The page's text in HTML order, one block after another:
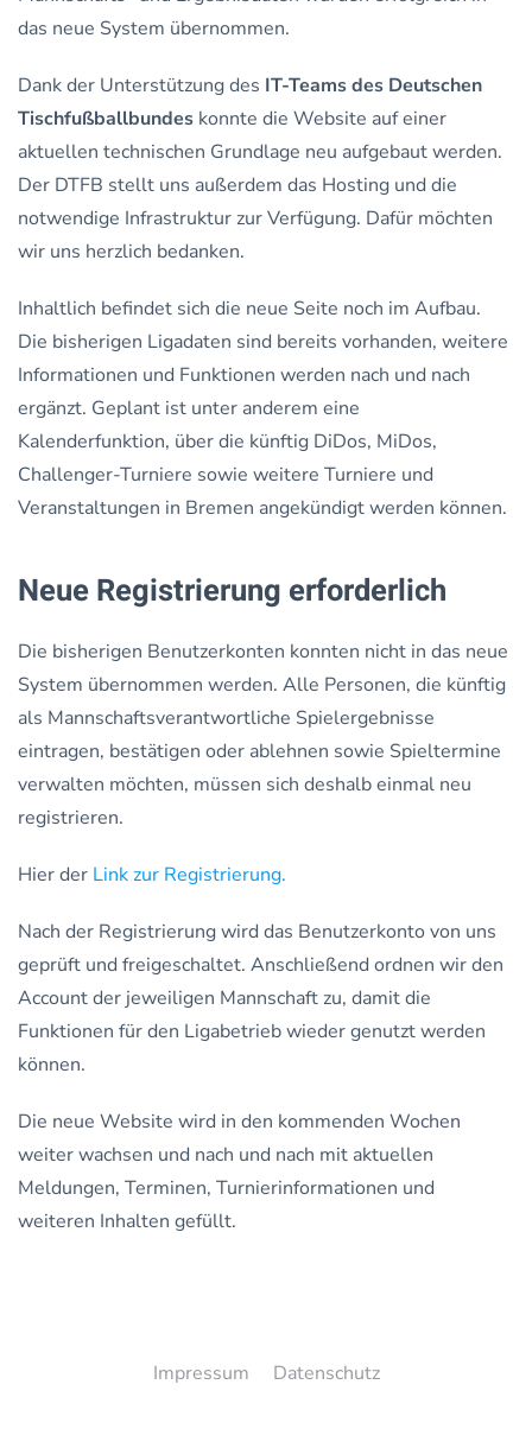
das neue System übernommen.
Dank der Unterstützung des IT-Teams des Deutschen
Tischfußballbundes konnte die Website auf einer
aktuellen technischen Grundlage neu aufgebaut werden.
Der DTFB stellt uns außerdem das Hosting und die
notwendige Infrastruktur zur Verfügung. Dafür möchten
wir uns herzlich bedanken.
Inhaltlich befindet sich die neue Seite noch im Aufbau.
Die bisherigen Ligadaten sind bereits vorhanden, weitere
Informationen und Funktionen werden nach und nach
ergänzt. Geplant ist unter anderem eine
Kalenderfunktion, über die künftig DiDos, MiDos,
Challenger-Turniere sowie weitere Turniere und
Veranstaltungen in Bremen angekündigt werden können.
Neue Registrierung erforderlich
Die bisherigen Benutzerkonten konnten nicht in das neue
System übernommen werden. Alle Personen, die künftig
als Mannschaftsverantwortliche Spielergebnisse
eintragen, bestätigen oder ablehnen sowie Spieltermine
verwalten möchten, müssen sich deshalb einmal neu
registrieren.
Hier der Link zur Registrierung.
Nach der Registrierung wird das Benutzerkonto von uns
geprüft und freigeschaltet. Anschließend ordnen wir den
Account der jeweiligen Mannschaft zu, damit die
Funktionen für den Ligabetrieb wieder genutzt werden
können.
Die neue Website wird in den kommenden Wochen
weiter wachsen und nach und nach mit aktuellen
Meldungen, Terminen, Turnierinformationen und
weiteren Inhalten gefüllt.
Impressum Datenschutz